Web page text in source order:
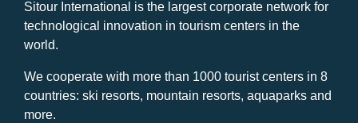
Sitour International is the largest corporate network for
technological innovation in tourism centers in the
world.
We cooperate with more than 1000 tourist centers in 8
countries: ski resorts, mountain resorts, aquaparks and
more.